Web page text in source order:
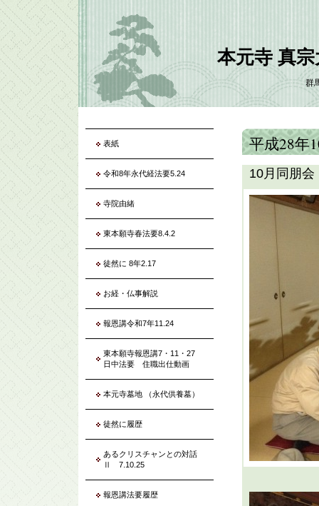
本元寺 真
群
平成28年
10月同朋会
表紙
令和8年永代経法要5.24
寺院由緒
東本願寺春法要8.4.2
徒然に 8年2.17
お経・仏事解説
報恩講令和7年11.24
東本願寺報恩講7・11・27
日中法要 住職出仕動画
本元寺墓地 （永代供養墓）
徒然に履歴
あるクリスチャンとの対話
Ⅱ 7.10.25
報恩講法要履歴